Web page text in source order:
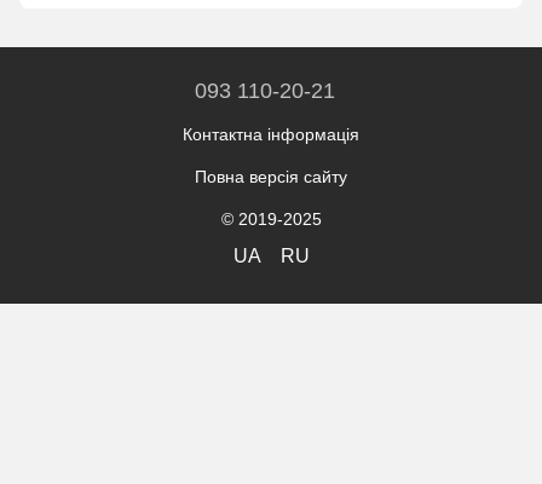
093 110-20-21
Контактна інформація
Повна версія сайту
© 2019-2025
UA RU